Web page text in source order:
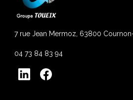
7 rue Jean Mermoz, 63800
04 73 84 83 94